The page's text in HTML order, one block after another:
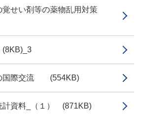
覚せい剤等の薬物乱用対策
国際交流 (554KB)
資料_（１） (871KB)